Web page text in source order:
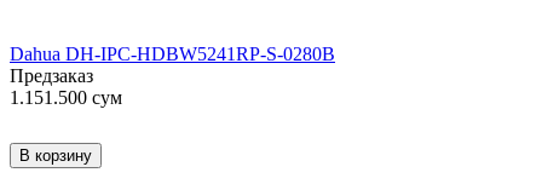
Dahua DH-IPC-HDBW5241RP-S-0280B
Предзаказ
1.151.500 сум
В корзину